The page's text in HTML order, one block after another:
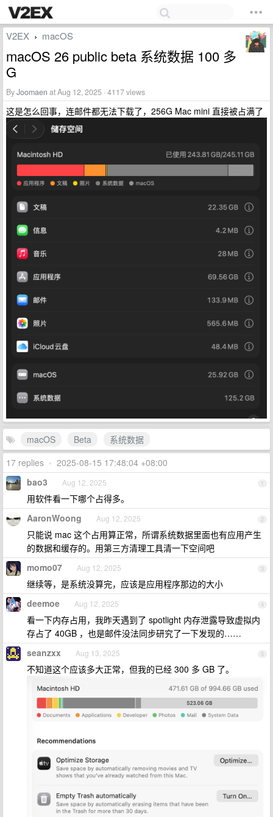
V2EX › macOS
macOS 26 public beta 系统数据 100 多
G
ByJoomaen at Aug 12, 2025 · 4117 views
这是怎么回事，连邮件都无法下载了，256G Mac mini 直接被占满了
macOS Beta
系统数据
17 replies • 2025-08-15 17:48:04 +08:00
1
bao3 Aug 12, 2025
用软件看一下哪个占得多。
2
AaronWoong Aug 12, 2025
只能说 mac 这个占用算正常，所谓系统数据里面也有应用产生
的数据和缓存的。用第三方清理工具清一下空间吧
3
momo07 Aug 12, 2025
继续等，是系统没算完，应该是应用程序那边的大小
4
deemoe Aug 12, 2025
看一下内存占用，我昨天遇到了 spotlight 内存泄露导致虚拟内
存占了 40GB ，也是邮件没法同步研究了一下发现的……
5
seanzxx Aug 13, 2025
不知道这个应该多大正常，但我的已经 300 多 GB 了。